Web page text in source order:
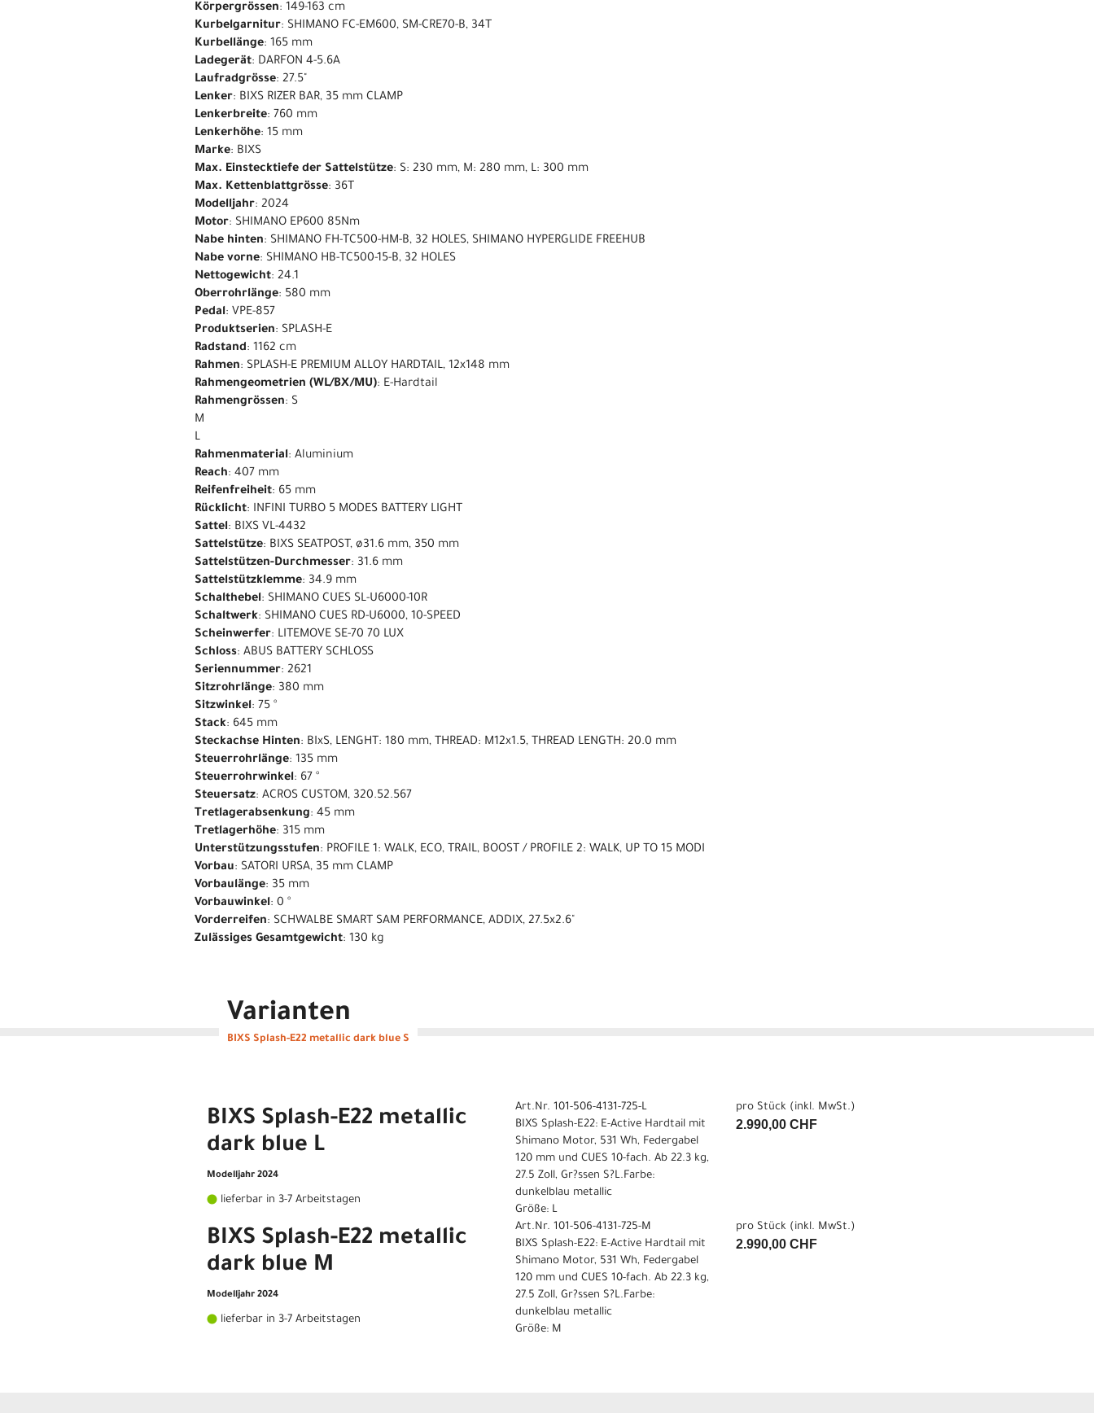
Körpergrössen: 149-163 cm
Kurbelgarnitur: SHIMANO FC-EM600, SM-CRE70-B, 34T
Kurbellänge: 165 mm
Ladegerät: DARFON 4-5.6A
Laufradgrösse: 27.5"
Lenker: BIXS RIZER BAR, 35 mm CLAMP
Lenkerbreite: 760 mm
Lenkerhöhe: 15 mm
Marke: BIXS
Max. Einstecktiefe der Sattelstütze: S: 230 mm, M: 280 mm, L: 300 mm
Max. Kettenblattgrösse: 36T
Modelljahr: 2024
Motor: SHIMANO EP600 85Nm
Nabe hinten: SHIMANO FH-TC500-HM-B, 32 HOLES, SHIMANO HYPERGLIDE FREEHUB
Nabe vorne: SHIMANO HB-TC500-15-B, 32 HOLES
Nettogewicht: 24.1
Oberrohrlänge: 580 mm
Pedal: VPE-857
Produktserien: SPLASH-E
Radstand: 1162 cm
Rahmen: SPLASH-E PREMIUM ALLOY HARDTAIL, 12x148 mm
Rahmengeometrien (WL/BX/MU): E-Hardtail
Rahmengrössen: S
M
L
Rahmenmaterial: Aluminium
Reach: 407 mm
Reifenfreiheit: 65 mm
Rücklicht: INFINI TURBO 5 MODES BATTERY LIGHT
Sattel: BIXS VL-4432
Sattelstütze: BIXS SEATPOST, ø31.6 mm, 350 mm
Sattelstützen-Durchmesser: 31.6 mm
Sattelstützklemme: 34.9 mm
Schalthebel: SHIMANO CUES SL-U6000-10R
Schaltwerk: SHIMANO CUES RD-U6000, 10-SPEED
Scheinwerfer: LITEMOVE SE-70 70 LUX
Schloss: ABUS BATTERY SCHLOSS
Seriennummer: 2621
Sitzrohrlänge: 380 mm
Sitzwinkel: 75 °
Stack: 645 mm
Steckachse Hinten: BIxS, LENGHT: 180 mm, THREAD: M12x1.5, THREAD LENGTH: 20.0 mm
Steuerrohrlänge: 135 mm
Steuerrohrwinkel: 67 °
Steuersatz: ACROS CUSTOM, 320.52.567
Tretlagerabsenkung: 45 mm
Tretlagerhöhe: 315 mm
Unterstützungsstufen: PROFILE 1: WALK, ECO, TRAIL, BOOST / PROFILE 2: WALK, UP TO 15 MODI
Vorbau: SATORI URSA, 35 mm CLAMP
Vorbaulänge: 35 mm
Vorbauwinkel: 0 °
Vorderreifen: SCHWALBE SMART SAM PERFORMANCE, ADDIX, 27.5x2.6"
Zulässiges Gesamtgewicht: 130 kg
Varianten
BIXS Splash-E22 metallic dark blue S
BIXS Splash-E22 metallic
dark blue L
Modelljahr 2024
lieferbar in 3-7 Arbeitstagen
Art.Nr. 101-506-4131-725-L
BIXS Splash-E22: E-Active Hardtail mit
Shimano Motor, 531 Wh, Federgabel
120 mm und CUES 10-fach. Ab 22.3 kg,
27.5 Zoll, Gr?ssen S?L.Farbe:
dunkelblau metallic
Größe: L
pro Stück (inkl. MwSt.)
2.990,00 CHF
BIXS Splash-E22 metallic
dark blue M
Modelljahr 2024
lieferbar in 3-7 Arbeitstagen
Art.Nr. 101-506-4131-725-M
BIXS Splash-E22: E-Active Hardtail mit
Shimano Motor, 531 Wh, Federgabel
120 mm und CUES 10-fach. Ab 22.3 kg,
27.5 Zoll, Gr?ssen S?L.Farbe:
dunkelblau metallic
Größe: M
pro Stück (inkl. MwSt.)
2.990,00 CHF